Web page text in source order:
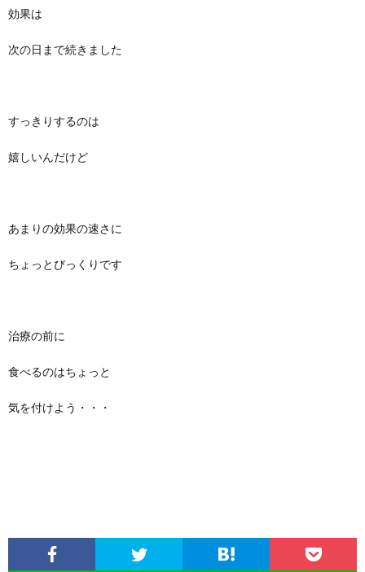
効果は
次の日まで続きました
すっきりするのは
嬉しいんだけど
あまりの効果の速さに
ちょっとびっくりです
治療の前に
食べるのはちょっと
気を付けよう・・・